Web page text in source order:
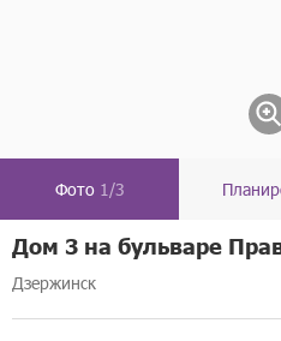
Фото 1/3
Дом 3 на бульваре
Дзержинск